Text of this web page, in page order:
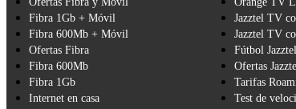
Fibra 1Gb + Móvil
Fibra 600Mb + Móvil
Ofertas Fibra
Fibra 600Mb
Fibra 1Gb
Internet en casa
Jazztel TV
Jazztel TV
Fútbol Jazztel
Ofertas
Tarifas
Test de